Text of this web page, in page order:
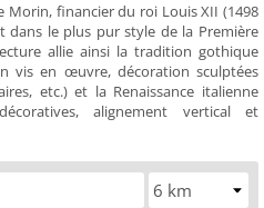
Morin, financier du roi Louis XII (1498
dans le plus pur style de la Première
allie ainsi la tradition gothique
vis en œuvre, décoration sculptées
etc.) et la Renaissance italienne
alignement vertical et